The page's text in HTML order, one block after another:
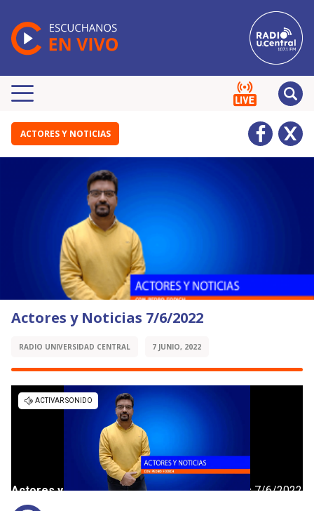
ACTORES Y NOTICIAS
Actores y Noticias 7/6/2022
RADIO UNIVERSIDAD CENTRAL 7 JUNIO, 2022